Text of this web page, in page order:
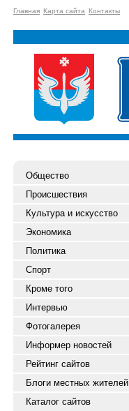
Главная Карта сайта Контакты
Общество
Происшествия
Культура и искусство
Экономика
Политика
Спорт
Кроме того
Интервью
Фотогалерея
Информер новостей
Рейтинг сайтов
Блоги местных жителей
Каталог сайтов